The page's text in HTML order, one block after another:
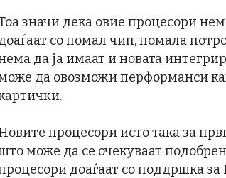
значи дека овие процесори
со помал чип, помала
да ја имаат и новата
да овозможи перформанси
процесори исто така за
може да се очекуваат
доаѓаат со поддршка за